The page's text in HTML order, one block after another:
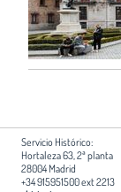
Servicio Histórico:
Hortaleza 63, 2ª planta
28004 Madrid
+34 915951500 ext 2213